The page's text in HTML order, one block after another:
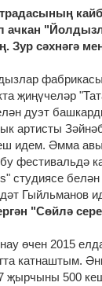
ачкан
Зур сәхнәгә
җиңүчеләр
дуэт
артисты
идем. Әмма
фестивальдә
студиясе
Гыйльманов
"Сөйлә
өчен 2015
катнаштым.
җырчыны 500